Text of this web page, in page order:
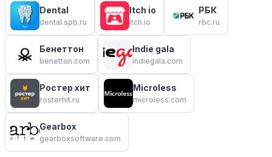
Dental
dental.spb.ru
Itch io
itch.io
РБК
rbc.ru
Бенеттон
benetton.com
Indie gala
indiegala.com
Ростер хит
rosterhit.ru
Microless
microless.com
Gearbox
gearboxsoftware.com